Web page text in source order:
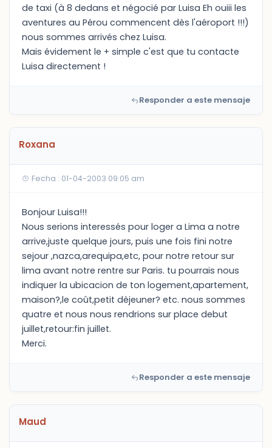
de taxi (à 8 dedans et négocié par Luisa Eh ouiii les
aventures au Pérou commencent dès l'aéroport !!!)
nous sommes arrivés chez Luisa.
Mais évidement le + simple c'est que tu contacte
Luisa directement !
Responder a este mensaje
Roxana
Fecha : 01-04-2003 09:05 am
Bonjour Luisa!!!
Nous serions interessés pour loger a Lima a notre
arrive,juste quelque jours, puis une fois fini notre
sejour ,nazca,arequipa,etc, pour notre retour sur
lima avant notre rentre sur Paris. tu pourrais nous
indiquer la ubicacion de ton logement,apartement,
maison?,le coût,petit dèjeuner? etc. nous sommes
quatre et nous nous rendrions sur place debut
juillet,retour:fin juillet.
Merci.
Responder a este mensaje
Maud